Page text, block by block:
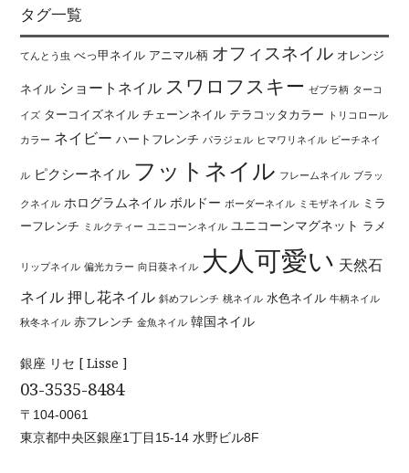
タグ一覧
てんとう虫 べっ甲ネイル アニマル柄 オフィスネイル オレンジ
ネイル ショートネイル スワロフスキー ゼブラ柄 ターコ
イズ ターコイズネイル チェーンネイル テラコッタカラー トリコロール
カラー ネイビー ハートフレンチ パラジェル ヒマワリネイル ビーチネイ
ル ピクシーネイル フットネイル フレームネイル ブラッ
クネイル ホログラムネイル ボルドー ボーダーネイル ミモザネイル ミラ
ーフレンチ
ミルクティー ユニコーンネイル ユニコーンマグネット ラメ
リップネイル 偏光カラー 向日葵ネイル 大人可愛い 天然石
ネイル 押し花ネイル 斜めフレンチ 桃ネイル 水色ネイル 牛柄ネイル
秋冬ネイル 赤フレンチ 金魚ネイル 韓国ネイル
銀座 リセ [ Lisse ]
03-3535-8484
〒104-0061
東京都中央区銀座1丁目15-14 水野ビル8F